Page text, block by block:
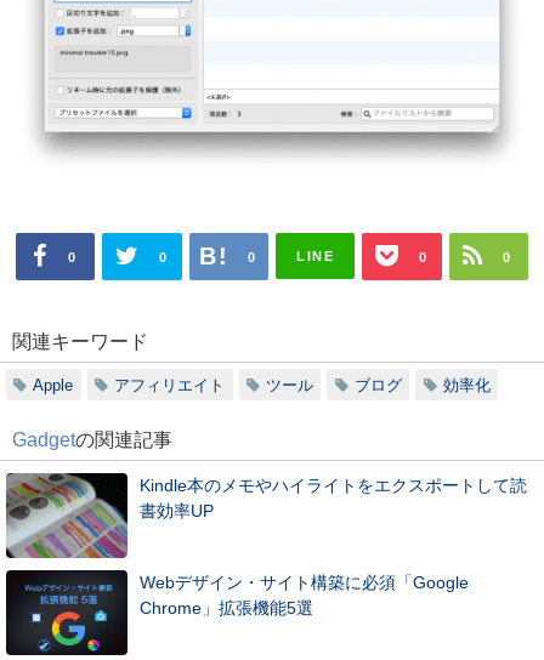
0 0 0 LINE 0 0
関連キーワード
Apple アフィリエイト ツール ブログ 効率化
Gadgetの関連記事
Kindle本のメモやハイライトをエクスポートして読
書効率UP
Webデザイン・サイト構築に必須「Google
Chrome」拡張機能5選